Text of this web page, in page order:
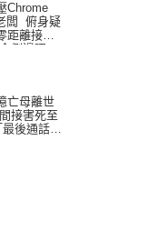
Chrome
闆 俯身疑
距離接觸
側邊唔
亡母離世
接害死至
後通話」